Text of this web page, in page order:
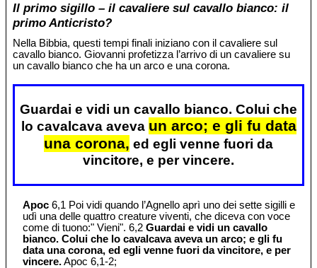
Il primo sigillo – il cavaliere sul cavallo bianco: il
primo Anticristo?
Nella Bibbia, questi tempi finali iniziano con il cavaliere sul
cavallo bianco. Giovanni profetizza l’arrivo di un cavaliere su
un cavallo bianco che ha un arco e una corona.
Guardai e vidi un cavallo bianco. Colui che
lo cavalcava aveva un arco; e gli fu data
una corona, ed egli venne fuori da
vincitore, e per vincere.
Apoc 6,1 Poi vidi quando l’Agnello aprì uno dei sette sigilli e
udì una delle quattro creature viventi, che diceva con voce
come di tuono:" Vieni". 6,2Guardai e vidi un cavallo
bianco. Colui che lo cavalcava aveva un arco; e gli fu
data una corona, ed egli venne fuori da vincitore, e per
vincere.Apoc 6,1-2;